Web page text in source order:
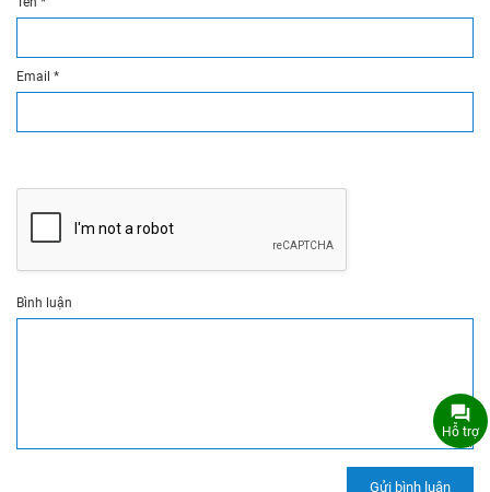
Email *
Bình luận
Hỗ trợ